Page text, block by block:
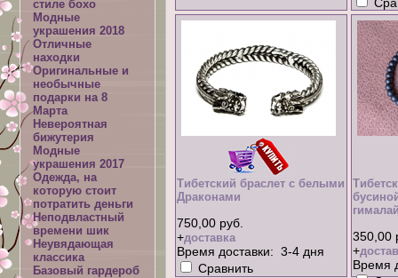
Тибетский браслет с белыми
Драконами
750,00 руб.
+доставка
Время доставки: 3-4 дня
Сравнить
350,00
+
Время
стиле бохо
Модные
украшения 2018
Отличные
находки
Оригинальные и
необычные
подарки на 8
Марта
Невероятная
бижутерия
Модные
украшения 2017
Одежда, на
которую стоит
потратить деньги
Неподвластный
времени шик
Неувядающая
классика
Базовый гардероб